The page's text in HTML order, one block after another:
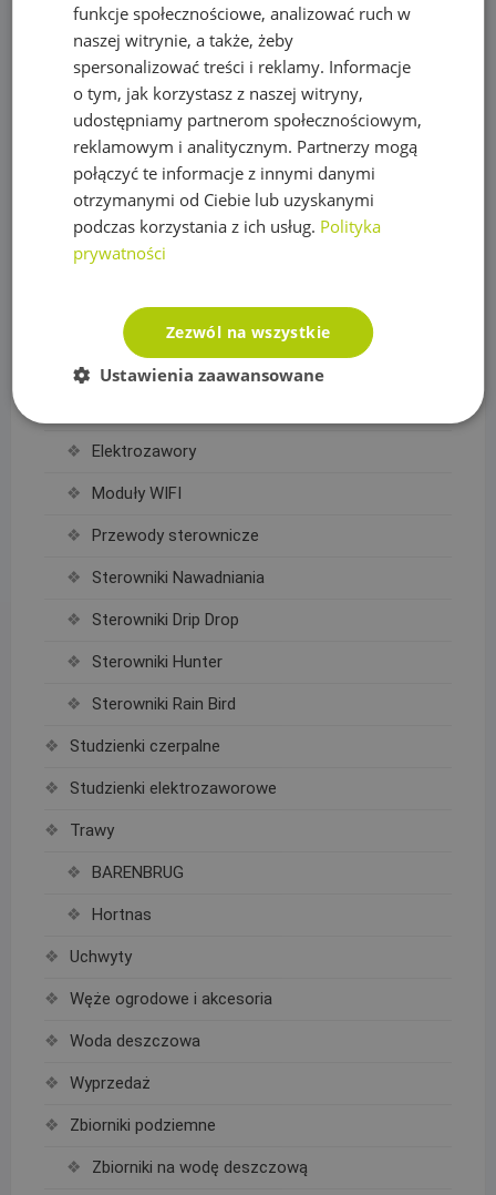
Pompy IBO
Pompy Omnigena
Sterowniki i akcesoria do pomp
Regulatory ciśnienia
Rury PE
Siatki na krety, Akcesoria
Siatka na krety
Sterowanie nawadnianiem
Elektrozawory
Moduły WIFI
Przewody sterownicze
Sterowniki Nawadniania
Sterowniki Drip Drop
Sterowniki Hunter
Sterowniki Rain Bird
Studzienki czerpalne
Studzienki elektrozaworowe
Trawy
BARENBRUG
Hortnas
Uchwyty
Węże ogrodowe i akcesoria
Woda deszczowa
Wyprzedaż
Zbiorniki podziemne
Zbiorniki na wodę deszczową
funkcje społecznościowe, analizować ruch w
naszej witrynie, a także, żeby
spersonalizować treści i reklamy. Informacje
o tym, jak korzystasz z naszej witryny,
udostępniamy partnerom społecznościowym,
reklamowym i analitycznym. Partnerzy mogą
połączyć te informacje z innymi danymi
otrzymanymi od Ciebie lub uzyskanymi
podczas korzystania z ich usług. Polityka
prywatności
Zezwól na wszystkie
Ustawienia zaawansowane